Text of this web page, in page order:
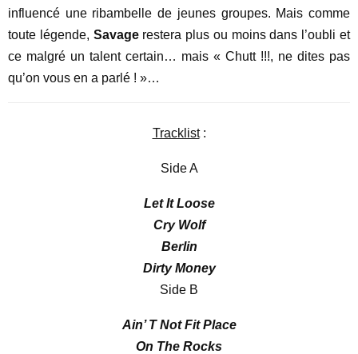
influencé une ribambelle de jeunes groupes. Mais comme
toute légende, Savagerestera plus ou moins dans l’oubli et
ce malgré un talent certain… mais « Chutt !!!, ne dites pas
qu’on vous en a parlé ! »…
Tracklist:
Side A
Let It Loose
Cry Wolf
Berlin
Dirty Money
Side B
Ain’ T Not Fit Place
On The Rocks